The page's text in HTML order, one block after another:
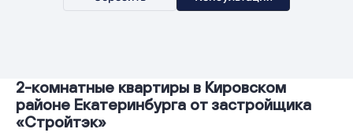
2-комнатные квартиры в Кировском
районе Екатеринбурга от застройщика
«Стройтэк»